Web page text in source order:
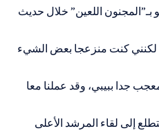
بـ”المجنون اللعين” خلال حديث
لكنني كنت منزعجا بعض الشيء
جدا ببيبي، وقد عملنا معا
إلى لقاء المرشد الأعلى